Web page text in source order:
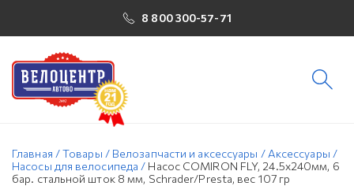
8 800 300-57-71
Главная /Товары / Велозапчасти и аксессуары / Аксессуары /
Насосы для велосипеда / Насос COMIRON FLY, 24.5x240мм, 6
бар. стальной шток 8 мм, Schrader/Presta, вес 107 гр